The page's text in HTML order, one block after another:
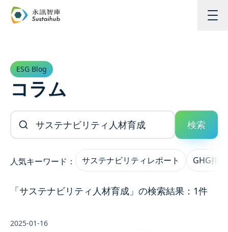
メインコンテンツへスキップ
ESG Blog
コラム
記事を検索
検索
人気キーワード： サステナビリティレポート GHG排
「サステナビリティ人材育成」の検索結果：1件
2025-01-16